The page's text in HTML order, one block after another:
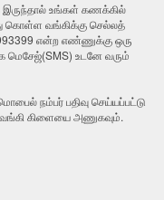
இருந்தால் உங்கள் கணக்கில்
கொள்ள வங்கிக்கு செல்லத்
என்ற எண்ணுக்கு ஒரு
மெசேஜ்(SMS) உடனே வரும்
நம்பர் பதிவு செய்யப்பட்டு
கிளையை அணுகவும்.